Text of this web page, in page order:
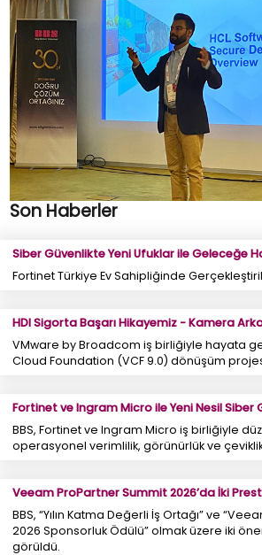
Son Haberler
Siber Güvenlikte Yeni Ufuklar ile Geleceğe
Fortinet Türkiye Ev Sahipliğinde
HDI Sigorta Başarı Hikayemiz - Kamera
VMware by Broadcom iş birliğiyle hayata
Cloud Foundation (VCF 9.0) dönüşüm
Fortinet ve Ingram Micro ile Yeni Nesil Siber
BBS, Fortinet ve Ingram Micro iş birliğiyle
operasyonel verimlilik, görünürlük ve çeviklik
Veeam ProPartner Summit 2026’da İki
BBS, “Yılın Katma Değerli İş Ortağı” ve
2026 Sponsorluk Ödülü” olmak üzere iki
görüldü.